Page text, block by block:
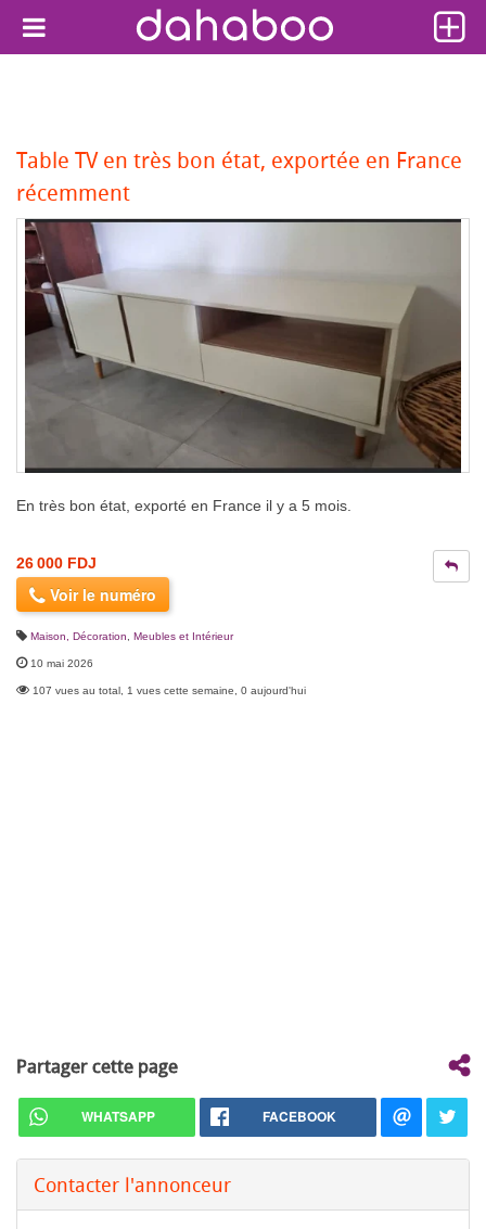
Table TV en très bon état, exportée en France
récemment
En très bon état, exporté en France il y a 5 mois.
26 000 FDJ
Voir le numéro
Maison, Décoration Meubles et Intérieur
10 mai 2026
107 vues au total, 1 vues cette semaine, 0 aujourd'hui
Partager cette page
WHATSAPP FACEBOOK
Contacter l'annonceur